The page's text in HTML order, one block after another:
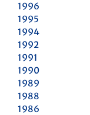
1996
1995
1994
1992
1991
1990
1989
1988
1986